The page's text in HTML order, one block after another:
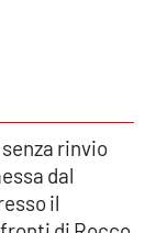
rinvio
dal
il